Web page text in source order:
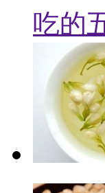
吃的